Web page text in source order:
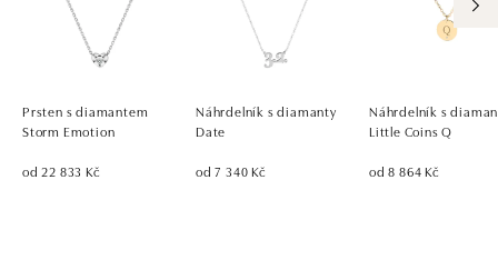
Prsten s diamantem
Storm Emotion
od 22 833 Kč
Náhrdelník s diamanty
Date
od 7 340 Kč
Náhrdelník s
Little Coins Q
od 8 864 Kč